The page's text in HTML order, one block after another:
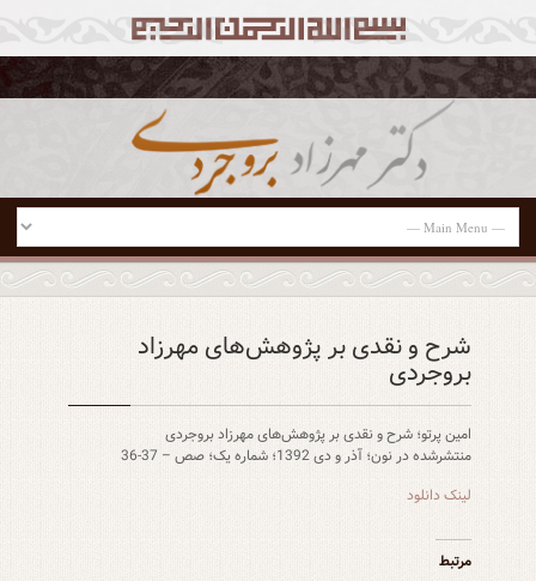
شرح و نقدی بر پژوهش‌های مهرزاد
بروجردی
امین پرتو؛ شرح و نقدی بر پژوهش‌های مهرزاد بروجردی
منتشرشده در نون؛ آذر و دی 1392؛ شماره یک؛ صص – 37-36
لینک دانلود
مرتبط